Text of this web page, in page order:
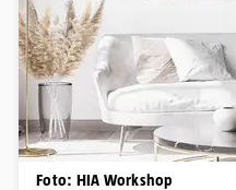
Foto: HIA Workshop